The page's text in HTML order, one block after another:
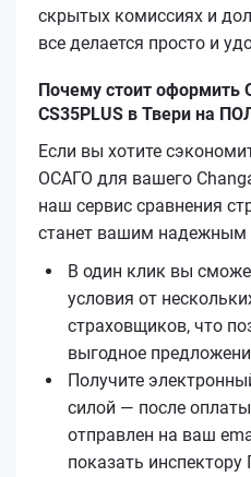
скрытых комиссиях и
все делается просто и
Почему стоит оформить
CS35PLUS в Твери на
Если вы хотите
ОСАГО для вашего
наш сервис сравнения
станет вашим
В один клик вы
условия от
страховщиков, что
выгодное
Получите
силой — после
отправлен на ваш
показать